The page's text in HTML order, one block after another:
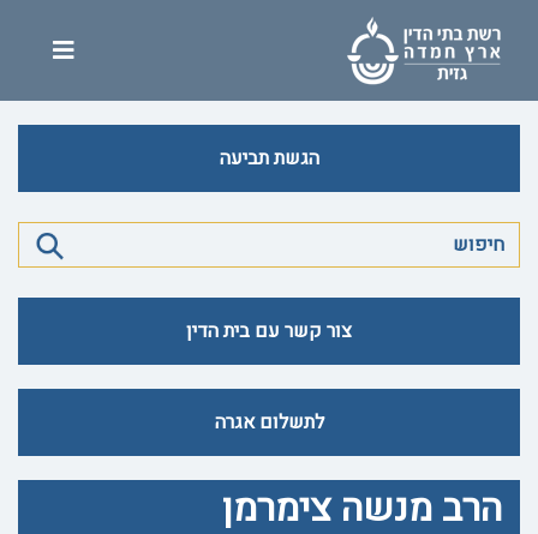
הגשת תביעה
צור קשר עם בית הדין
לתשלום אגרה
הרב מנשה צימרמן